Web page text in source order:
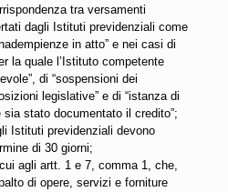
tra versamenti
dagli Istituti previdenziali come
in atto” e nei casi di
la quale l’Istituto competente
di “sospensioni dei
legislative” e di “istanza di
stato documentato il credito”;
Istituti previdenziali devono
di 30 giorni;
agli artt. 1 e 7, comma 1, che,
di opere, servizi e forniture